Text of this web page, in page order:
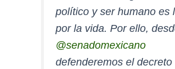
político y ser humano es
por la vida. Por ello,
@senadomexicano
defenderemos el decreto